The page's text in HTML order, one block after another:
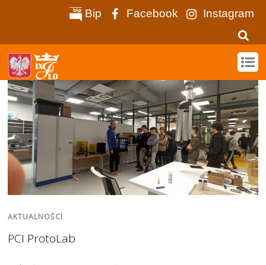
Bip Facebook Instagram
AKTUALNOŚCI
PCI ProtoLab